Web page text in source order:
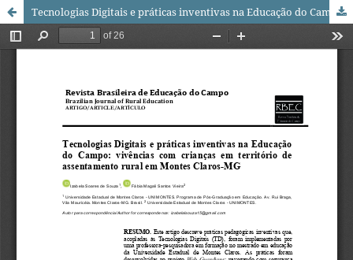
Tecnologias Digitais e práticas inventivas na Educação do Campo: vivências com crianças em território de assentamento rural em Montes Claros-MG